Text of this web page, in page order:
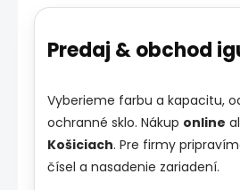
Predaj & obchod
Vyberieme farbu a kapacitu,
ochranné sklo. Nákup online
Košiciach. Pre firmy
čísel a nasadenie zariadení.